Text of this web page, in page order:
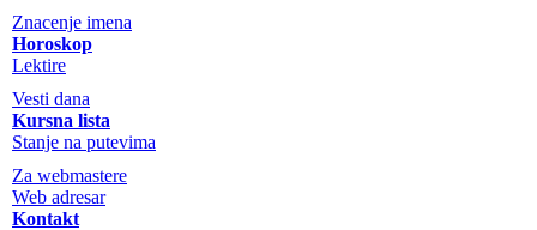
Znacenje imena
Horoskop
Lektire
Vesti dana
Kursna lista
Stanje na putevima
Za webmastere
Web adresar
Kontakt